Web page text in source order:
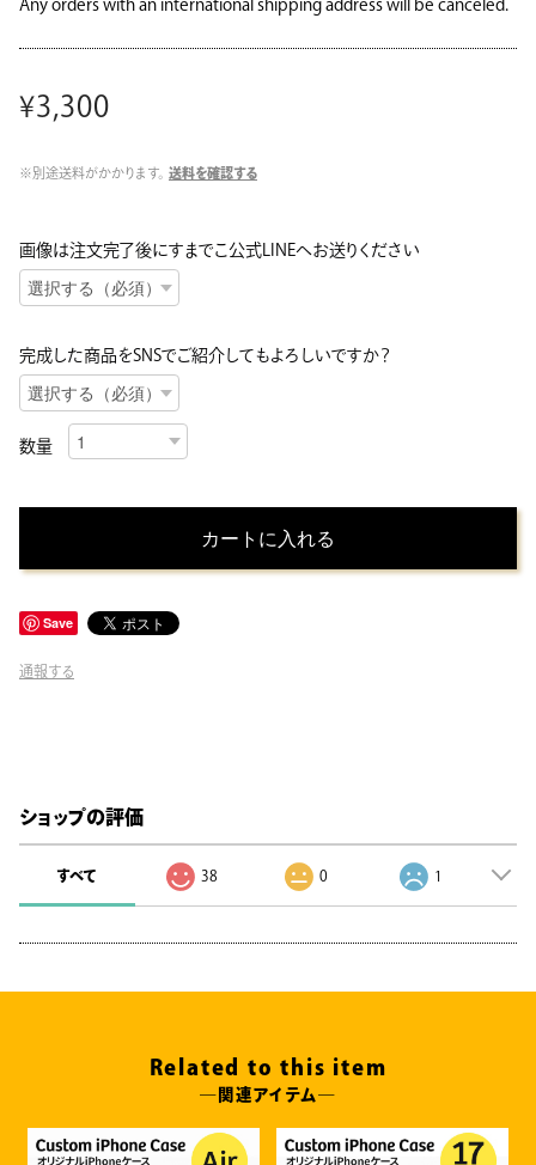
Any orders with an international shipping address will be canceled.
¥3,300
※別途送料がかかります。 送料を確認する
画像は注文完了後にすまでこ公式LINEへお送りください
完成した商品をSNSでご紹介してもよろしいですか？
数量
カートに入れる
Save
通報する
ショップの評価
すべて 38 0 1
Related to this item
―関連アイテム―